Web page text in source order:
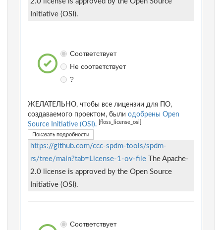
Initiative (OSI).
Соответствует
Не соответствует
?
ЖЕЛАТЕЛЬНО, чтобы все лицензии для ПО,
создаваемого проектом, были одобрены Open
Source Initiative (OSI).
[floss_license_osi]
Показать подробности
https://github.com/ccc-spdm-tools/spdm-
rs/tree/main?tab=License-1-ov-file The Apache-
2.0 license is approved by the Open Source
Initiative (OSI).
Соответствует